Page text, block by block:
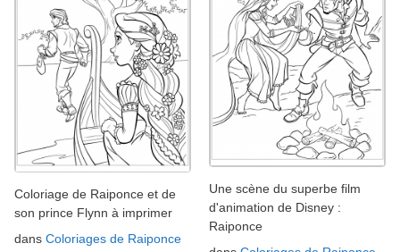
Coloriage de Raiponce et de
son prince Flynn à imprimer
dans Coloriages de Raiponce
Une scène du superbe film
d'animation de Disney :
Raiponce